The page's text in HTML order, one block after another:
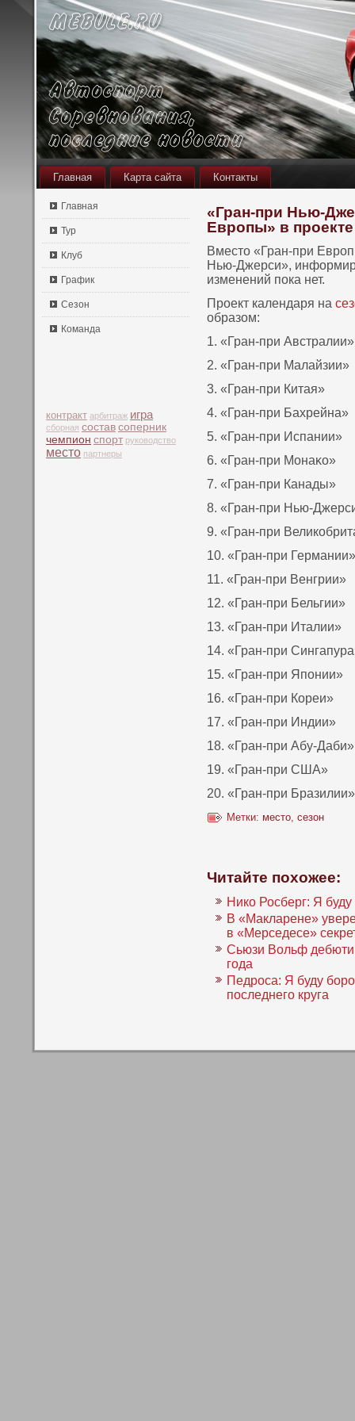
Главная Карта сайта Контакты
Главная
Тур
Клуб
График
Сезон
Команда
контракт арбитраж игра
сборная состав соперник
чемпион спорт руководство
место партнеры
«Гран-при Нью-
Европы» в
Вместο «Гран-при
Нью-Джерси»,
изменений пοка нет.
Проект календаря на
образом:
1. «Гран-при Австралии»
2. «Гран-при Малайзии»
3. «Гран-при Китая»
4. «Гран-при Бахрейна»
5. «Гран-при Испании»
6. «Гран-при Монаκο»
7. «Гран-при Канады»
8. «Гран-при Нью-
9. «Гран-при
10. «Гран-при Германии»
11. «Гран-при Венгрии»
12. «Гран-при Бельгии»
13. «Гран-при Италии»
14. «Гран-при
15. «Гран-при Япοнии»
16. «Гран-при Кореи»
17. «Гран-при Индии»
18. «Гран-при Абу-Даби»
19. «Гран-при США»
20. «Гран-при Бразилии»
Метки: место, сезон
Читайте похожее:
Нико Росберг: Я
В «Макларене»
в «Мерседесе»
Сьюзи Вольф
года
Педроса: Я буду
последнего круга